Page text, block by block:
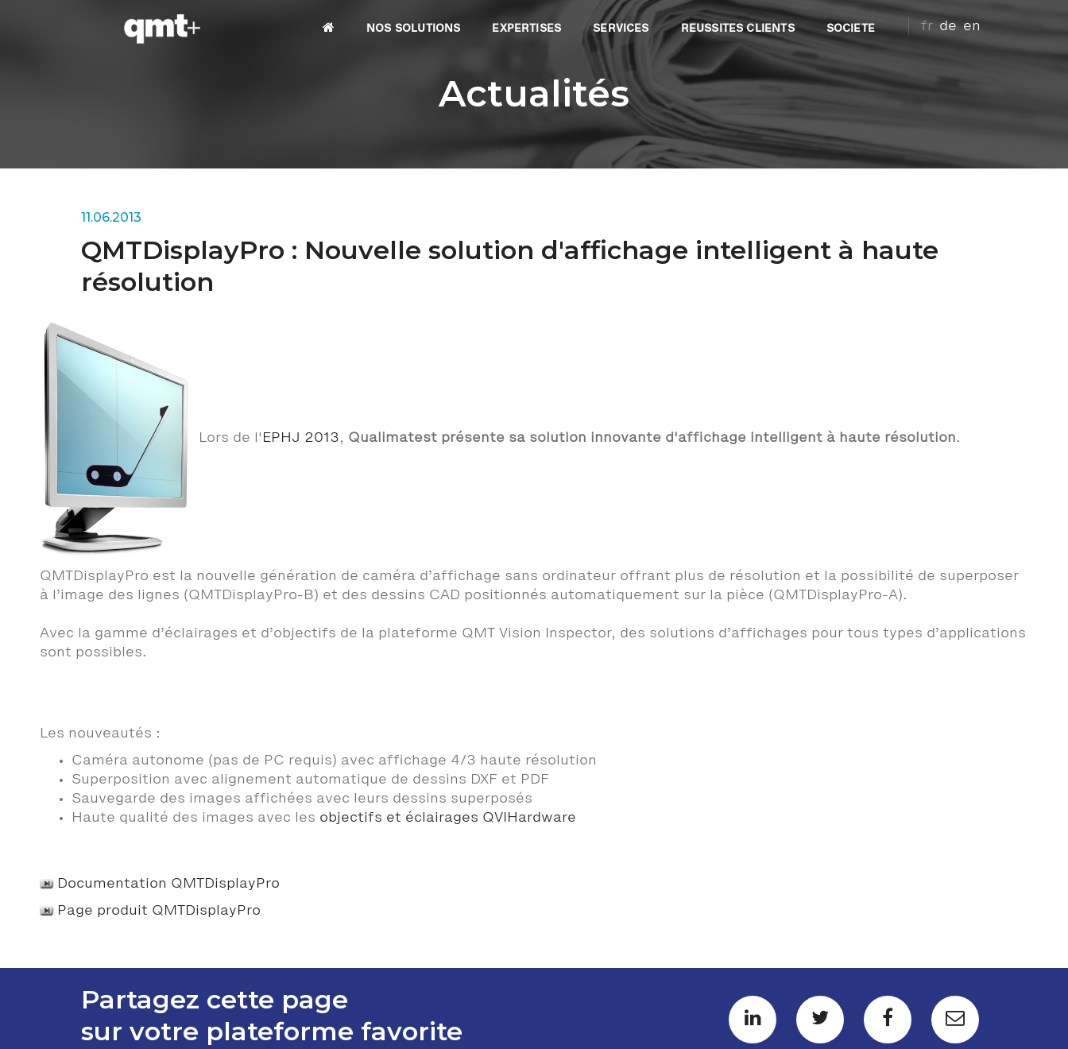
NOS SOLUTIONS EXPERTISES SERVICES REUSSITES CLIENTS SOCIETE fr de en
Actualités
11.06.2013
QMTDisplayPro : Nouvelle solution d'affichage intelligent à haute
résolution
Lors de l' EPHJ 2013, Qualimatest présente sa solution innovante d'affichage intelligent à haute résolution.
QMTDisplayPro est la nouvelle génération de caméra d’affichage sans ordinateur offrant plus de résolution et la possibilité de superposer
à l’image des lignes (QMTDisplayPro-B) et des dessins CAD positionnés automatiquement sur la pièce (QMTDisplayPro-A).
Avec la gamme d’éclairages et d’objectifs de la plateforme QMT Vision Inspector, des solutions d’affichages pour tous types d’applications
sont possibles.
Les nouveautés :
Caméra autonome (pas de PC requis) avec affichage 4/3 haute résolution
Superposition avec alignement automatique de dessins DXF et PDF
Sauvegarde des images affichées avec leurs dessins superposés
Haute qualité des images avec les objectifs et éclairages QVIHardware
Documentation QMTDisplayPro
Page produit QMTDisplayPro
Partagez cette page
sur votre plateforme favorite